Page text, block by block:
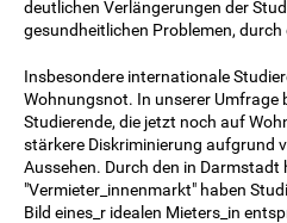
deutlichen Verlängerungen der
gesundheitlichen Problemen, durch
Insbesondere internationale
Wohnungsnot. In unserer Umfrage
Studierende, die jetzt noch auf
stärkere Diskriminierung aufgrund
Aussehen. Durch den in Darmstadt
"Vermieter_innenmarkt" haben
Bild eines_r idealen Mieters_in